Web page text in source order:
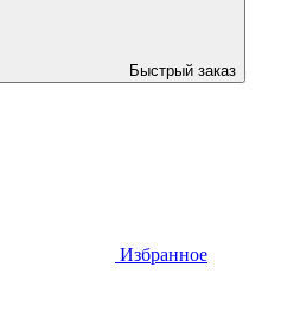
Быстрый заказ
Избранное